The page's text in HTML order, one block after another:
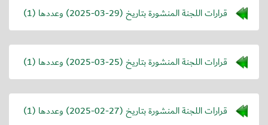
قرارات اللجنة المنشورة بتاريخ (2025-03-29) وعددها (1)
قرارات اللجنة المنشورة بتاريخ (2025-03-25) وعددها (1)
قرارات اللجنة المنشورة بتاريخ (2025-02-27) وعددها (1)